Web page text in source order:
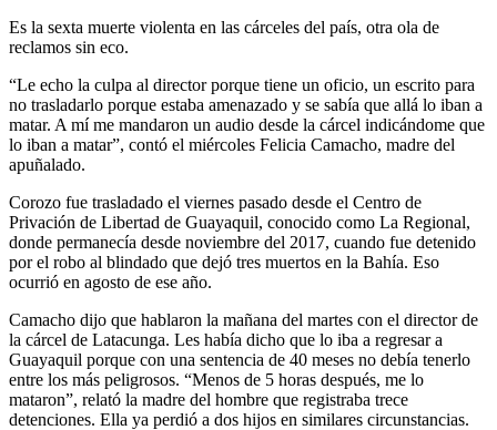
Es la sexta muerte violenta en las cárceles del país, otra ola de
reclamos sin eco.
“Le echo la culpa al director porque tiene un oficio, un escrito para
no trasladarlo porque estaba amenazado y se sabía que allá lo iban a
matar. A mí me mandaron un audio desde la cárcel indicándome que
lo iban a matar”, contó el miércoles Felicia Camacho, madre del
apuñalado.
Corozo fue trasladado el viernes pasado desde el Centro de
Privación de Libertad de Guayaquil, conocido como La Regional,
donde permanecía desde noviembre del 2017, cuando fue detenido
por el robo al blindado que dejó tres muertos en la Bahía. Eso
ocurrió en agosto de ese año.
Camacho dijo que hablaron la mañana del martes con el director de
la cárcel de Latacunga. Les había dicho que lo iba a regresar a
Guayaquil porque con una sentencia de 40 meses no debía tenerlo
entre los más peligrosos. “Menos de 5 horas después, me lo
mataron”, relató la madre del hombre que registraba trece
detenciones. Ella ya perdió a dos hijos en similares circunstancias.